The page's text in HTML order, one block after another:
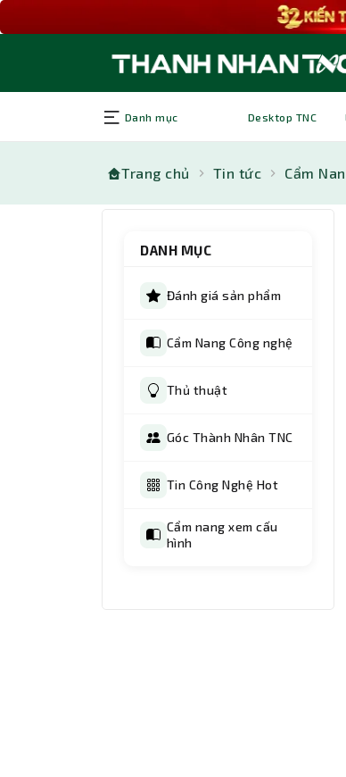
Danh mục Desktop TNC
Trang chủ Tin tức Cẩm
DANH MỤC
Đánh giá sản phẩm
Cẩm Nang Công nghệ
Thủ thuật
Góc Thành Nhân TNC
Tin Công Nghệ Hot
Cẩm nang xem cấu
hình